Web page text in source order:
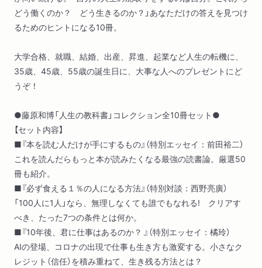
どう働くのか？ どう生きるのか？」あなただけの答えを見つけ
るためのヒントになる10冊。
大学合格、就職、結婚、出産、昇進、起業など人生の転機に、
35歳、45歳、55歳の誕生日に、大事な人へのプレゼントにど
うぞ！
●藤原和博「人生の教科書」コレクション全10冊セット●
【セット内容】
■『本を読む人だけが手にするもの』（特別エッセイ：前田裕二）
これを読んだらもっと本が読みたくなる最強の読書論。厳選50
冊も紹介。
■『必ず食える１％の人になる方法』（特別対談：西野亮廣）
「100人に1人」なら、無理しなくても誰でもなれる! クリアす
べき、たった7つの条件とは何か。
■『10年後、君に仕事はあるのか？ 』（特別エッセイ：橘玲）
AIの登場、コロナの出現で仕事も生き方も激変する。小さなク
レジット（信任）を積み重ねて、生き残る方法とは？